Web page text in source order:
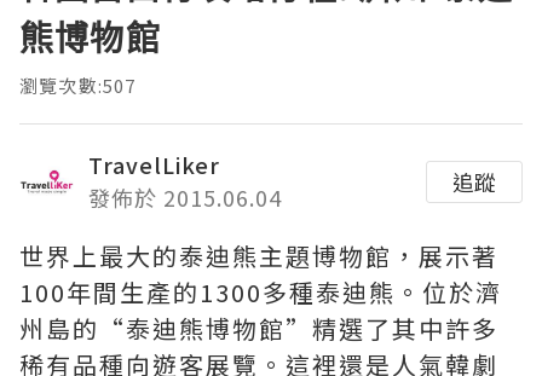
熊博物館
瀏覽次數:507
TravelLiker
發佈於 2015.06.04
追蹤
世界上最大的泰迪熊主題博物館，展示著
100年間生產的1300多種泰迪熊。位於濟
州島的“泰迪熊博物館”精選了其中許多
稀有品種向遊客展覽。這裡還是人氣韓劇